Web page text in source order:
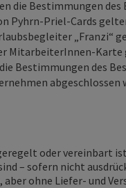
die Bestimmungen des
Pyhrn-Priel-Cards
„Franzi“
MitarbeiterInnen-
Bestimmungen des
abgeschlossen
oder vereinbart
– sofern nicht
ohne Liefer- und